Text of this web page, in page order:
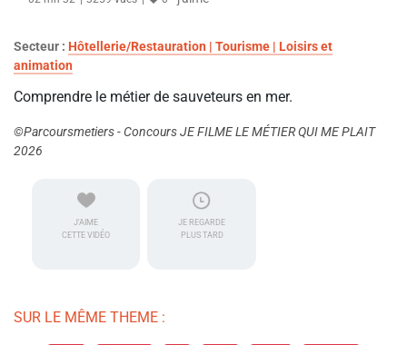
Secteur : Hôtellerie/Restauration | Tourisme | Loisirs et
animation
Comprendre le métier de sauveteurs en mer.
©Parcoursmetiers - Concours JE FILME LE MÉTIER QUI ME PLAIT
2026
J'AIME
CETTE VIDÉO
JE REGARDE
PLUS TARD
SUR LE MÊME THEME :